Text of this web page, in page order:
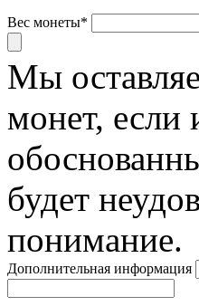
Вес монеты*
Мы
монет, если
будет
понимание.
Дополнительная информация